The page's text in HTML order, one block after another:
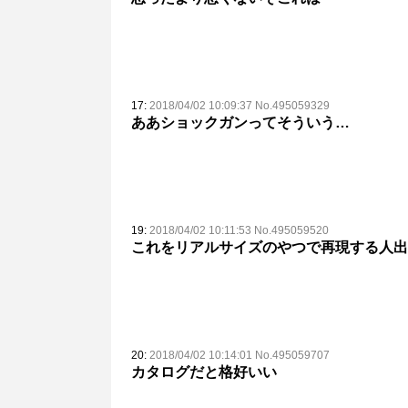
17: 2018/04/02 10:09:37 No.495059329
ああショックガンってそういう…
19: 2018/04/02 10:11:53 No.495059520
これをリアルサイズのやつで再現する人
20: 2018/04/02 10:14:01 No.495059707
カタログだと格好いい